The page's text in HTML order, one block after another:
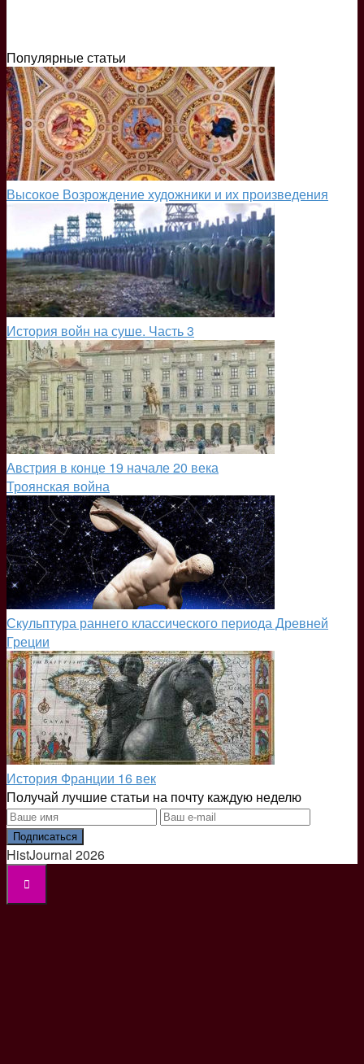
Популярные статьи
Высокое Возрождение художники и их произведения
История войн на суше. Часть 3
Австрия в конце 19 начале 20 века
Троянская война
Скульптура раннего классического периода Древней
Греции
История Франции 16 век
Получай лучшие статьи на почту каждую неделю
Подписаться
HistJournal 2026